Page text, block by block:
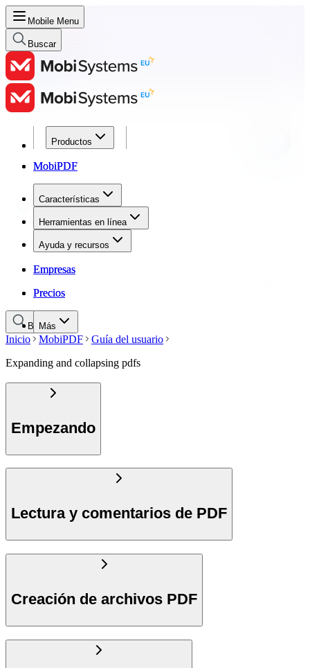
Mobile Menu
Buscar
Productos
MobiPDF
Características
Herramientas en línea
Ayuda y recursos
Empresas
Precios
Más
Productos
MobiPDF
Características
Herramientas en línea
Ayuda y recursos
Empresas
Precios
Buscar
Inicio MobiPDF
Guía del usuario
Expanding and collapsing pdfs
Empezando
Lectura y comentarios de PDF
Creación de archivos PDF